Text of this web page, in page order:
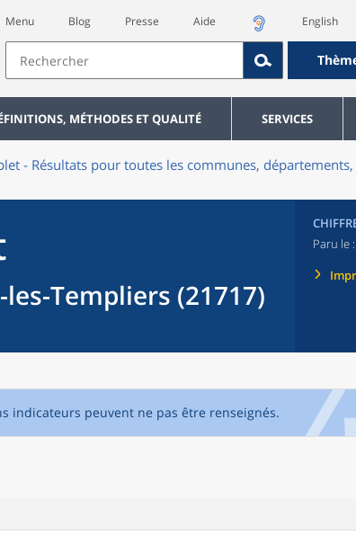
Menu Blog Presse Aide English
MÉTHODES ET QUALITÉ SERVICES
- Résultats pour toutes les communes,
Templiers (21717)
Paru le
indicateurs peuvent ne pas être renseignés.